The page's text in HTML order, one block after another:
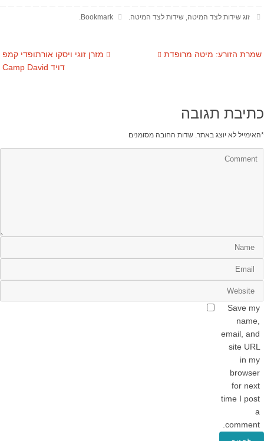
זוג שידות לצד המיטה שידות לצד המיטה Bookmark
מזרן זוגי ויסקו אורתופדי קמפ
דויד Camp David
שמרת הזורע: מיטה מרופדת
כתיבת תגובה
האימייל לא יוצג באתר. שדות החובה מסומנים *
Save my
name,
email, and
site URL
in my
browser
for next
time I post
a
comment.